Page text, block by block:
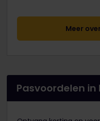
Meer
Pasvoordelen in